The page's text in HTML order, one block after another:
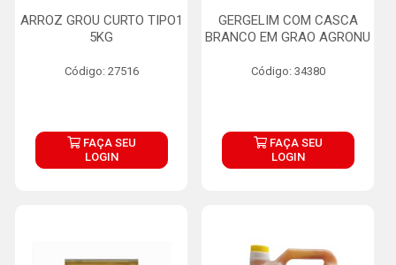
ARROZ GROU CURTO TIPO1
5KG
Código: 27516
FAÇA SEU
LOGIN
GERGELIM COM CASCA
BRANCO EM GRAO AGRONU
Código: 34380
FAÇA SEU
LOGIN